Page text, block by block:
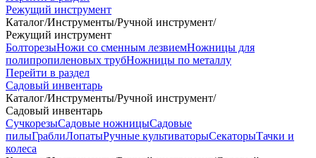
Режущий инструмент
Каталог/Инструменты/Ручной инструмент/
Режущий инструмент
БолторезыНожи со сменным лезвиемНожницы для
полипропиленовых трубНожницы по металлу
Перейти в раздел
Садовый инвентарь
Каталог/Инструменты/Ручной инструмент/
Садовый инвентарь
СучкорезыСадовые ножницыСадовые
пилыГраблиЛопатыРучные культиваторыСекаторыТачки и
колеса